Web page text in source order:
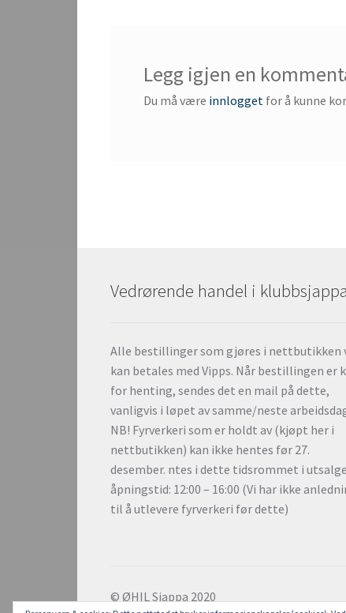
Legg igjen en
Du må være innlogget for å kunne
Vedrørende handel i klubbsjappa
Alle bestillinger som gjøres i nettbutikken
kan betales med Vipps. Når bestillingen er
for henting, sendes det en mail på dette,
vanligvis i løpet av samme/neste
NB! Fyrverkeri som er holdt av (kjøpt her i
nettbutikken) kan ikke hentes før 27.
desember. ntes i dette tidsrommet i
åpningstid: 12:00 – 16:00 (Vi har ikke
til å utlevere fyrverkeri før dette)
© ØHIL Sjappa 2020